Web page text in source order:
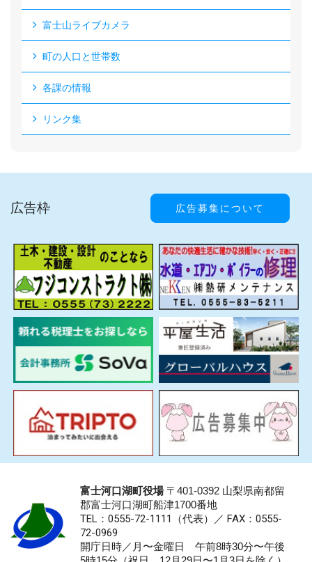
富士山ライブカメラ
町の人口と世帯数
各課の情報
リンク集
広告枠 広告募集について
富士河口湖町役場〒401-0392 山梨県南都留
郡富士河口湖町船津1700番地
TEL：0555-72-1111 （代表）／ FAX：0555-
72-0969
開庁日時／月〜金曜日 午前8時30分〜午後